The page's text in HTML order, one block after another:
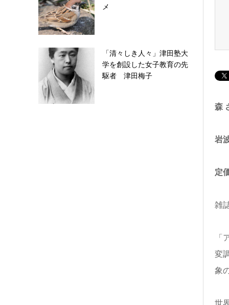
森
岩
定
雑
「
変
象
世
メ
「清々しき人々」津田塾大
学を創設した女子教育の先
駆者 津田梅子